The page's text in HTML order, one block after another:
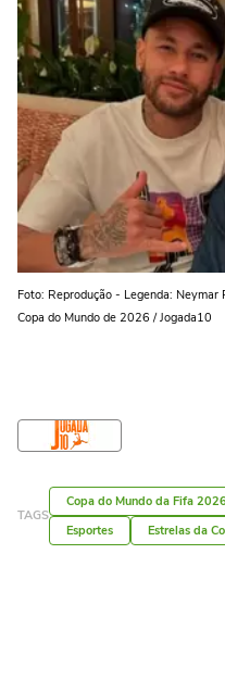
Foto: Reprodução - Legenda:
Copa do Mundo de 2026 / Jogada10
TAGS
Copa do Mundo da Fifa
Esportes
Estrelas da